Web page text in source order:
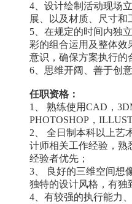
4、设计绘制活动现场
展、以及材质、尺寸和
5、在规定的时间内独
彩的组合运用及整体效
意识，确保方案执行的
6、思维开阔、善于创意
任职资格：
1、 熟练使用CAD，
PHOTOSHOP，
2、 全日制本科以上艺
计师相关工作经验，熟
经验者优先；
3、 良好的三维空间想
独特的设计风格，有独
4、有较强的执行能力